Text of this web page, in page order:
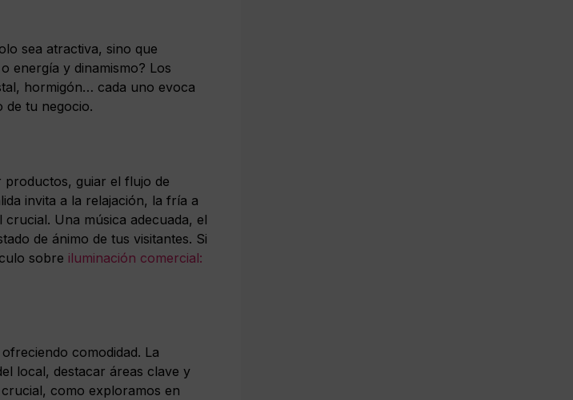
sea atractiva, sino que
energía y dinamismo? Los
hormigón… cada uno evoca
de tu negocio.
productos, guiar el flujo de
invita a la relajación, la fría a
Una música adecuada, el
de ánimo de tus visitantes. Si
sobre iluminación comercial:
comodidad. La
local, destacar áreas clave y
como exploramos en